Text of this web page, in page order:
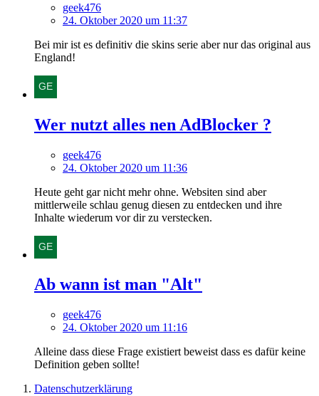
geek476
24. Oktober 2020 um 11:37
Bei mir ist es definitiv die skins serie aber nur das original aus
England!
Wer nutzt alles nen AdBlocker ?
geek476
24. Oktober 2020 um 11:36
Heute geht gar nicht mehr ohne. Websiten sind aber
mittlerweile schlau genug diesen zu entdecken und ihre
Inhalte wiederum vor dir zu verstecken.
Ab wann ist man "Alt"
geek476
24. Oktober 2020 um 11:16
Alleine dass diese Frage existiert beweist dass es dafür keine
Definition geben sollte!
Datenschutzerklärung